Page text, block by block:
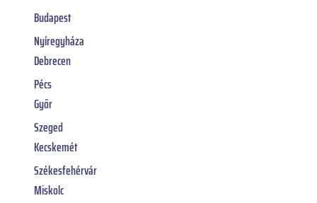
Budapest
Nyíregyháza
Debrecen
Pécs
Győr
Szeged
Kecskemét
Székesfehérvár
Miskolc